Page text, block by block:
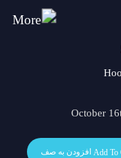
افزودن به صف